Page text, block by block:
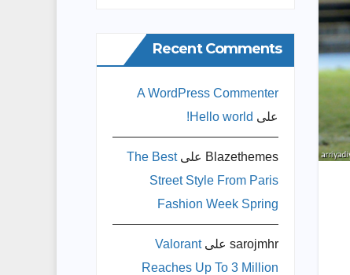
Recent Comments
A WordPress Commenter
على Hello world!
Blazethemes علىThe Best
Street Style From Paris
Fashion Week Spring
sarojmhr علىValorant
Reaches Up To 3 Million